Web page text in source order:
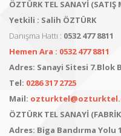
ÖZTÜRK TEL SANAYİ (SATIŞ
Yetkili : Salih ÖZTÜRK
Danışma Hattı : 0532 477 8811
Hemen Ara : 0532 477 8811
Adres: Sanayi Sitesi 7.Blok
Tel: 0286 317 2725
Mail:
ÖZTÜRK TEL SANAYİ
Adres: Biga Bandırma Yolu